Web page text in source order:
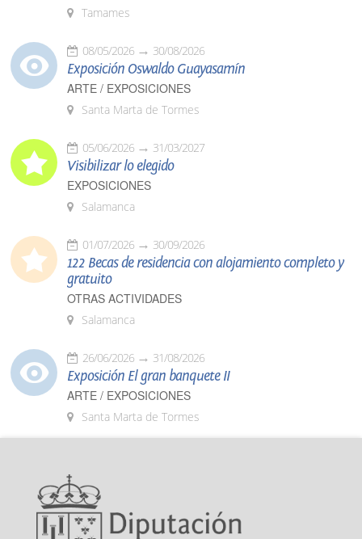
Tamames
08/05/2026 30/08/2026
Exposición Oswaldo Guayasamín
ARTE / EXPOSICIONES
Santa Marta de Tormes
05/06/2026 31/03/2027
Visibilizar lo elegido
EXPOSICIONES
Salamanca
01/07/2026 30/09/2026
122 Becas de residencia con alojamiento completo y
gratuito
OTRAS ACTIVIDADES
Salamanca
26/06/2026 31/08/2026
Exposición El gran banquete II
ARTE / EXPOSICIONES
Santa Marta de Tormes